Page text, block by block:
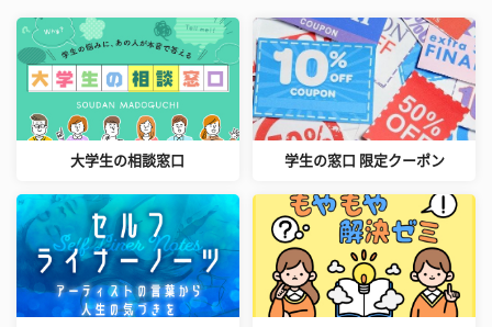
大学生の相談窓口 学生の窓口 限定クーポン